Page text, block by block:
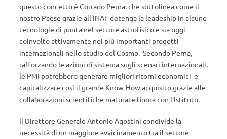
questo concetto è Corrado Perna, che sottolinea come il
nostro Paese grazie all’INAF detenga la leadeship in alcune
tecnologie di punta nel settore astrofisico e sia oggi
coinvolto attivamente nei più importanti progetti
internazionali nello studio del Cosmo. Secondo Perna,
rafforzando le azioni di sistema sugli scenari internazionali,
le PMI potrebbero generare migliori ritorni economici e
capitalizzare così il grande Know-How acquisito grazie alle
collaborazioni scientifiche maturate finora con l’Istituto.
Il Direttore Generale Antonio Agostini condivide la
necessità di un maggiore avvicinamento tra il settore